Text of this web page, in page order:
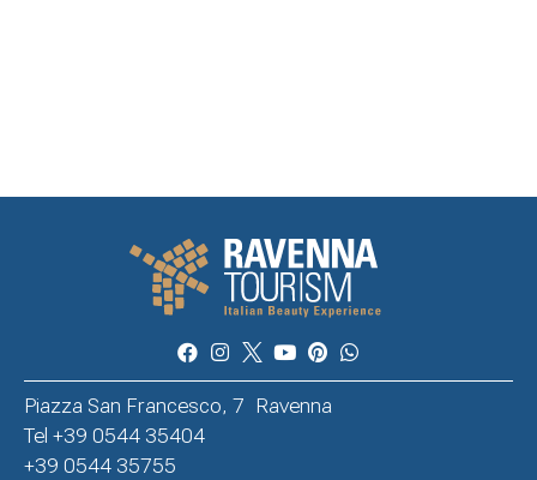
Piazza San Francesco, 7 Ravenna
Tel +39 0544 35404
+39 0544 35755